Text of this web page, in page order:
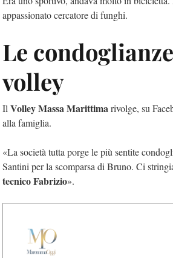
appassionato cercatore di funghi.
Le
volley
Il Volley Massa Marittimarivolge, su
alla famiglia.
«La società tutta porge le più sentite
Santini per la scomparsa di Bruno. Ci
tecnico Fabrizio».